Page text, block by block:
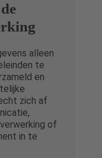
alleen
te
en
zich af
of
in te